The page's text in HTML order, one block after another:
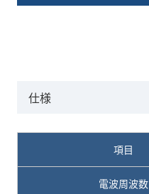
仕様
項目
電波周波数